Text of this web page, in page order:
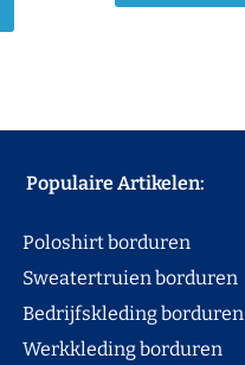
Artikelen:
borduren
borduren
borduren
borduren